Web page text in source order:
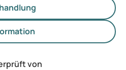
von